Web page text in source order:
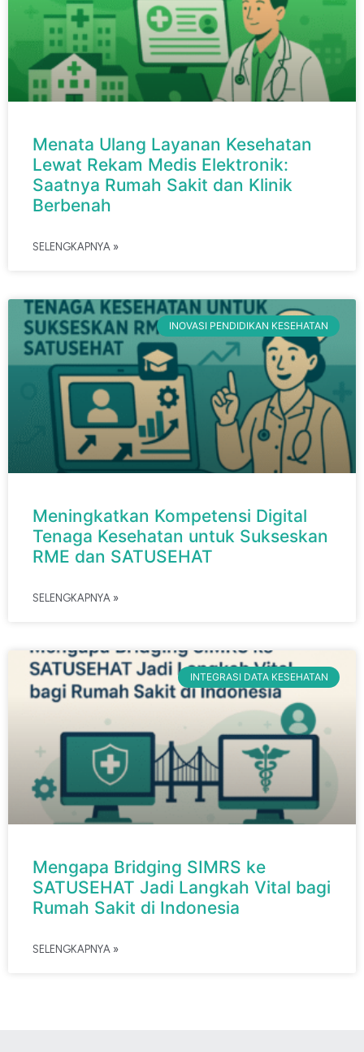
Menata Ulang Layanan Kesehatan
Lewat Rekam Medis Elektronik:
Saatnya Rumah Sakit dan Klinik
Berbenah
SELENGKAPNYA »
INOVASI PENDIDIKAN KESEHATAN
Meningkatkan Kompetensi Digital
Tenaga Kesehatan untuk Sukseskan
RME dan SATUSEHAT
SELENGKAPNYA »
INTEGRASI DATA KESEHATAN
Mengapa Bridging SIMRS ke
SATUSEHAT Jadi Langkah Vital bagi
Rumah Sakit di Indonesia
SELENGKAPNYA »